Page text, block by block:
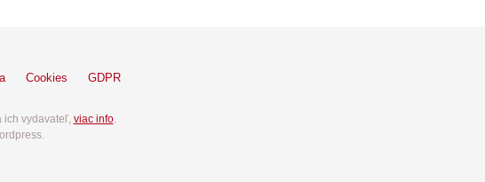
Cookies GDPR
ich vydavateľ, viac info.